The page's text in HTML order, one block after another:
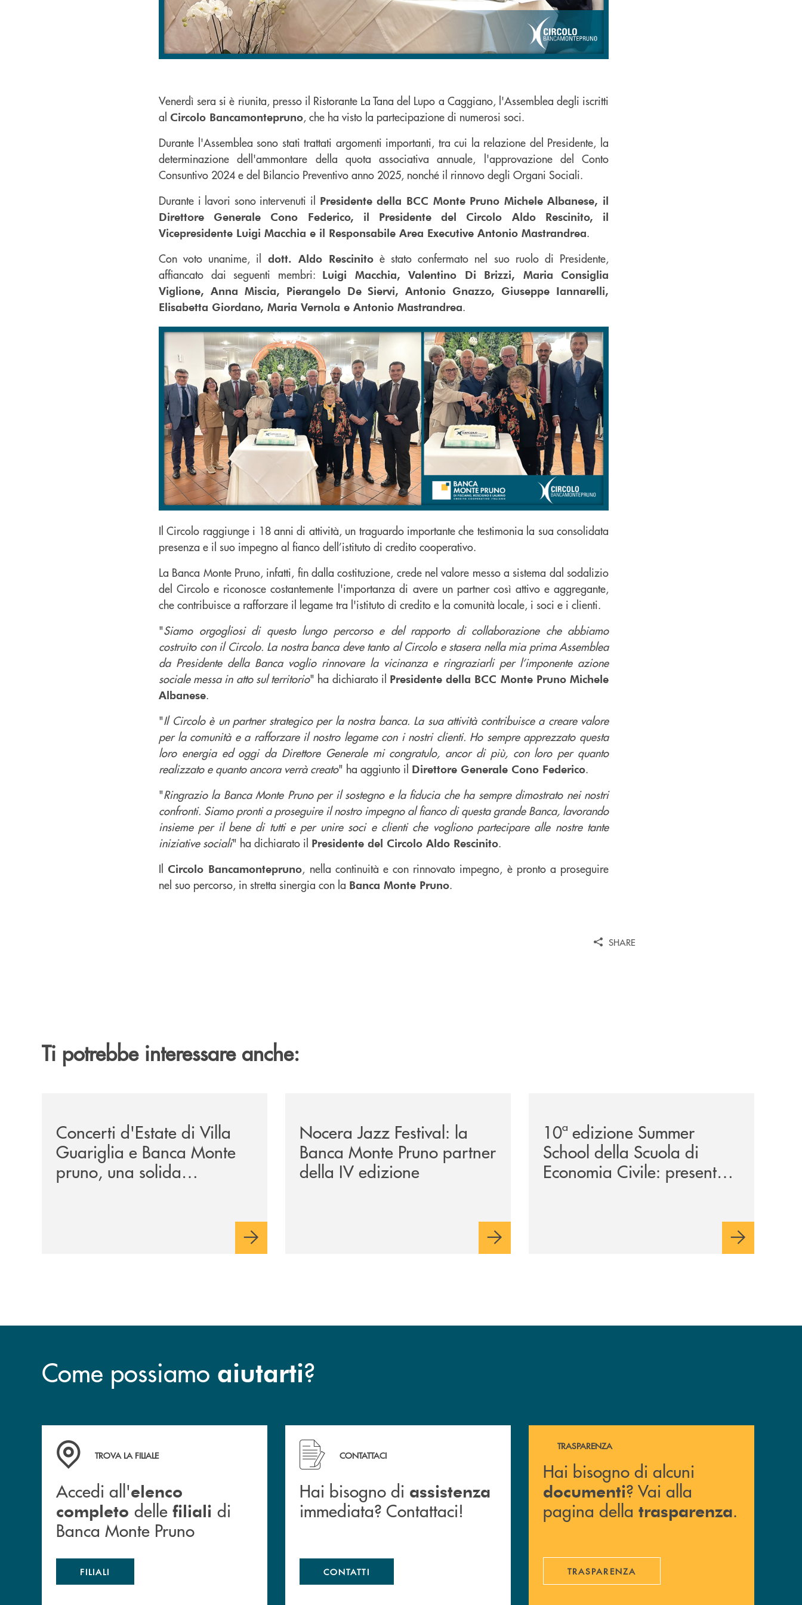
Venerdì sera si è riunita, presso il Ristorante La Tana del Lupo a Caggiano, l'Assemblea degli iscritti
al Circolo Bancamontepruno, che ha visto la partecipazione di numerosi soci.
Durante l'Assemblea sono stati trattati argomenti importanti, tra cui la relazione del Presidente, la
determinazione dell'ammontare della quota associativa annuale, l'approvazione del Conto
Consuntivo 2024 e del Bilancio Preventivo anno 2025, nonché il rinnovo degli Organi Sociali.
Durante i lavori sono intervenuti il Presidente della BCC Monte Pruno Michele Albanese, il
Direttore Generale Cono Federico, il Presidente del Circolo Aldo Rescinito, il
Vicepresidente Luigi Macchia e il Responsabile Area Executive Antonio Mastrandrea.
Con voto unanime, il dott. Aldo Rescinitoè stato confermato nel suo ruolo di Presidente,
affiancato dai seguenti membri: Luigi Macchia, Valentino Di Brizzi, Maria Consiglia
Viglione, Anna Miscia, Pierangelo De Siervi, Antonio Gnazzo, Giuseppe Iannarelli,
Elisabetta Giordano, Maria Vernola e Antonio Mastrandrea.
Il Circolo raggiunge i 18 anni di attività, un traguardo importante che testimonia la sua consolidata
presenza e il suo impegno al fianco dell’istituto di credito cooperativo.
La Banca Monte Pruno, infatti, fin dalla costituzione, crede nel valore messo a sistema dal sodalizio
del Circolo e riconosce costantemente l'importanza di avere un partner così attivo e aggregante,
che contribuisce a rafforzare il legame tra l'istituto di credito e la comunità locale, i soci e i clienti.
"Siamo orgogliosi di questo lungo percorso e del rapporto di collaborazione che abbiamo
costruito con il Circolo. La nostra banca deve tanto al Circolo e stasera nella mia prima Assemblea
da Presidente della Banca voglio rinnovare la vicinanza e ringraziarli per l’imponente azione
sociale messa in atto sul territorio" ha dichiarato il Presidente della BCC Monte Pruno Michele
Albanese.
"Il Circolo è un partner strategico per la nostra banca. La sua attività contribuisce a creare valore
per la comunità e a rafforzare il nostro legame con i nostri clienti. Ho sempre apprezzato questa
loro energia ed oggi da Direttore Generale mi congratulo, ancor di più, con loro per quanto
realizzato e quanto ancora verrà creato" ha aggiunto il Direttore Generale Cono Federico.
"Ringrazio la Banca Monte Pruno per il sostegno e la fiducia che ha sempre dimostrato nei nostri
confronti. Siamo pronti a proseguire il nostro impegno al fianco di questa grande Banca, lavorando
insieme per il bene di tutti e per unire soci e clienti che vogliono partecipare alle nostre tante
iniziative sociali" ha dichiarato il Presidente del Circolo Aldo Rescinito.
Il Circolo Bancamontepruno, nella continuità e con rinnovato impegno, è pronto a proseguire
nel suo percorso, in stretta sinergia con la Banca Monte Pruno.
SHARE
Ti potrebbe interessare anche:
Concerti d'Estate di Villa
Guariglia e Banca Monte
pruno, una solida
collaborazione anche per
Nocera Jazz Festival: la
Banca Monte Pruno partner
della IV edizione
10ª edizione Summer
School della Scuola di
Economia Civile: presente
anche la Banca Monte
Come possiamo aiutarti?
Accedi all' elenco completo&nbsp; delle&nbsp; filiali&nbsp; di Banca Monte Pruno
TROVA LA FILIALE
Accedi all'elenco
completo delle filiali di
Banca Monte Pruno
FILIALI
Hai bisogno di assistenza immediata? Contattaci!
CONTATTACI
Hai bisogno di assistenza
immediata? Contattaci!
CONTATTI
Hai bisogno di alcuni documenti ? Vai alla pagina della
TRASPARENZA
Hai bisogno di alcuni
documenti? Vai alla
pagina della trasparenza.
TRASPARENZA